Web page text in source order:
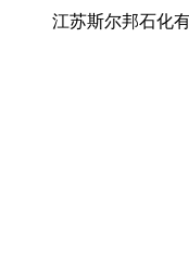
江苏斯尔邦石化